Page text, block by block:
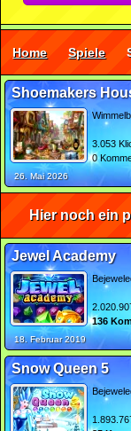
Home Spiele
3.053
0
26. Mai 2026
Hier noch ein
Jewel Academy
136
18. Februar 2019
Snow Queen 5